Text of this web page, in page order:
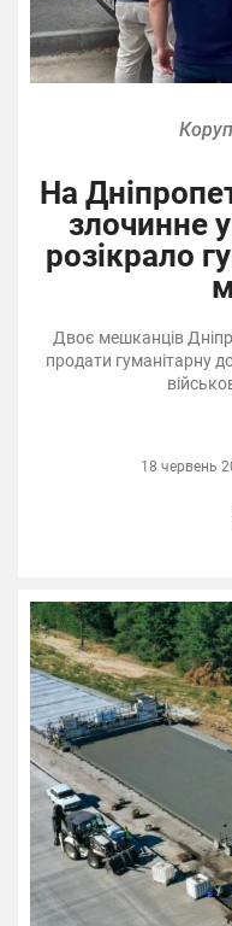
На
злочинне
розікрало
Двоє мешканців
продати гуманітарну
18 червень